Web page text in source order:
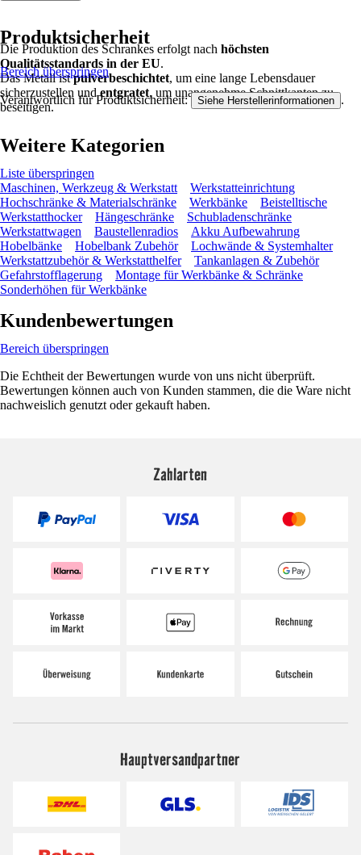
Die Produktion des Schrankes erfolgt nach höchsten
Qualitätsstandards in der EU.
Das Metall istpulverbeschichtet, um eine lange Lebensdauer
sicherzustellen undentgratet, um unangenehme Schnittkanten zu
beseitigen.
Produktsicherheit
Bereich überspringen
Verantwortlich für Produktsicherheit: Siehe Herstellerinformationen .
Weitere Kategorien
Liste überspringen
Maschinen, Werkzeug & Werkstatt
Werkstatteinrichtung
Hochschränke & Materialschränke
Werkbänke
Beistelltische
Werkstatthocker
Hängeschränke
Schubladenschränke
Werkstattwagen
Baustellenradios
Akku Aufbewahrung
Hobelbänke
Hobelbank Zubehör
Lochwände & Systemhalter
Werkstattzubehör & Werkstatthelfer
Tankanlagen & Zubehör
Gefahrstofflagerung
Montage für Werkbänke & Schränke
Sonderhöhen für Werkbänke
Kundenbewertungen
Bereich überspringen
Die Echtheit der Bewertungen wurde von uns nicht überprüft.
Bewertungen können auch von Kunden stammen, die die Ware nicht
nachweislich genutzt oder gekauft haben.
Zahlarten
Hauptversandpartner